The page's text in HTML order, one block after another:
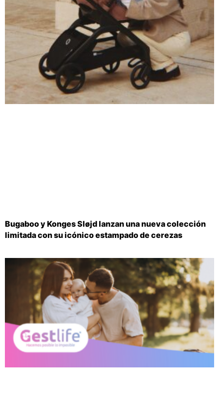
Bugaboo y Konges Sløjd lanzan una nueva colección
limitada con su icónico estampado de cerezas